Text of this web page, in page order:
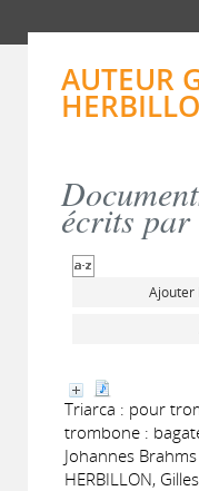
AUTEUR
écrits par
Ajouter
Triarca : pour
trombone :
Johannes
HERBILLON,